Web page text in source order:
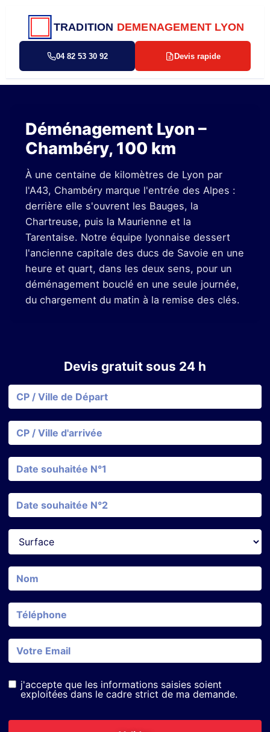
TRADITION DEMENAGEMENT LYON
04 82 53 30 92 Devis rapide
Déménagement Lyon –
Chambéry, 100 km
À une centaine de kilomètres de Lyon par
l'A43, Chambéry marque l'entrée des Alpes :
derrière elle s'ouvrent les Bauges, la
Chartreuse, puis la Maurienne et la
Tarentaise. Notre équipe lyonnaise dessert
l'ancienne capitale des ducs de Savoie en une
heure et quart, dans les deux sens, pour un
déménagement bouclé en une seule journée,
du chargement du matin à la remise des clés.
Devis gratuit sous 24 h
j'accepte que les informations saisies soient
exploitées dans le cadre strict de ma demande.